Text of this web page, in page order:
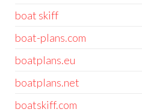
boat skiff
boat-plans.com
boatplans.eu
boatplans.net
boatskiff.com